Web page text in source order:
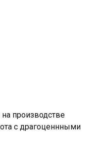
производстве
с драгоценнными